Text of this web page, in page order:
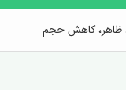
ظاهر، کاهش حجم